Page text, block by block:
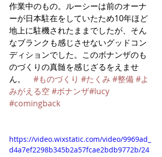
作業中のもの。ルーシーは前のオーナ
ーが日本駐在をしていたため10年ほど
地上に駐機されたままでしたが、そん
なブランクも感じさせないグッドコン
ディションでした。このボナンザのも
のづくりの真髄を感じざるをえませ
ん。 #ものづくり #たくみ #整備#よ
みがえる空 #ボナンザ#lucy
#comingback
https://video.wixstatic.com/video/9969ad_
d4a7ef2298b345b2a57fcae2bdb9772b/24